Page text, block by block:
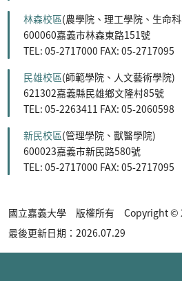
林森校區(農學院、理工學院、生命
600060嘉義市林森東路151號
TEL: 05-2717000 FAX: 05-2717095
民雄校區(師範學院、人文藝術學院)
621302嘉義縣民雄鄉文隆村85號
TEL: 05-2263411 FAX: 05-2060598
新民校區(管理學院、獸醫學院)
600023嘉義市新民路580號
TEL: 05-2717000 FAX: 05-2717095
國立嘉義大學 版權所有 Copyright ©
最後更新日期：2026.07.29